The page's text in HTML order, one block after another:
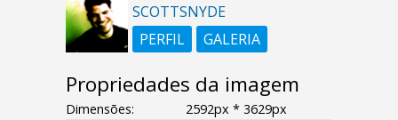
SCOTTSNYDE
PERFIL
GALERIA
Propriedades da imagem
Dimensões:
2592px * 3629px